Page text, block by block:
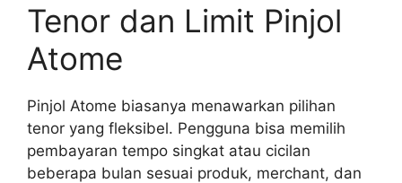
Tenor dan Limit Pinjol
Atome
Pinjol Atome biasanya menawarkan pilihan
tenor yang fleksibel. Pengguna bisa memilih
pembayaran tempo singkat atau cicilan
beberapa bulan sesuai produk, merchant, dan